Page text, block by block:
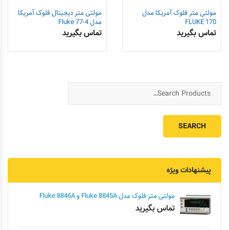
مولتی متر دیجیتال فلوک آمریکا
مدل Fluke 77-4
تماس بگیرید
مولتی متر فلوک آمریکا مدل
FLUKE 170
تماس بگیرید
پیشنهادات ویژه
مولتی متر فلوک مدل Fluke 8845A و Fluke 8846A
تماس بگیرید